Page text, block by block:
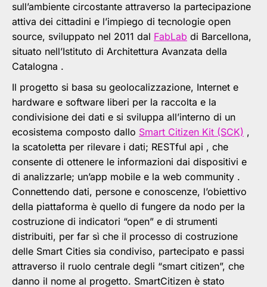
sull’ambiente circostante attraverso la partecipazione
attiva dei cittadini e l’impiego di tecnologie open
source, sviluppato nel 2011 dal FabLab di Barcellona,
situato nell’Istituto di Architettura Avanzata della
Catalogna .
Il progetto si basa su geolocalizzazione, Internet e
hardware e software liberi per la raccolta e la
condivisione dei dati e si sviluppa all’interno di un
ecosistema composto dallo Smart Citizen Kit (SCK) ,
la scatoletta per rilevare i dati; RESTful api , che
consente di ottenere le informazioni dai dispositivi e
di analizzarle; un’app mobile e la web community .
Connettendo dati, persone e conoscenze, l’obiettivo
della piattaforma è quello di fungere da nodo per la
costruzione di indicatori “open” e di strumenti
distribuiti, per far sì che il processo di costruzione
delle Smart Cities sia condiviso, partecipato e passi
attraverso il ruolo centrale degli “smart citizen”, che
danno il nome al progetto. SmartCitizen è stato